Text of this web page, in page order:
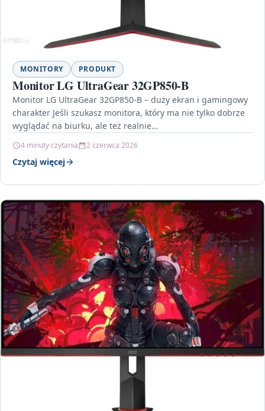
MONITORY PRODUKT
Monitor LG UltraGear 32GP850-B
Monitor LG UltraGear 32GP850-B – duży ekran i gamingowy
charakter Jeśli szukasz monitora, który ma nie tylko dobrze
wyglądać na biurku, ale też realnie…
4 minuty czytania 2 czerwca 2026
Czytaj więcej